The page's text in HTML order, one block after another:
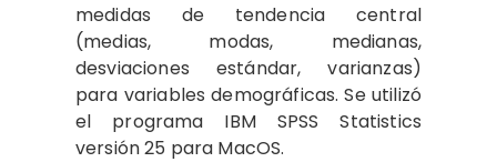
medidas de tendencia central
(medias, modas, medianas,
desviaciones estándar, varianzas)
para variables demográficas. Se utilizó
el programa IBM SPSS Statistics
versión 25 para MacOS.